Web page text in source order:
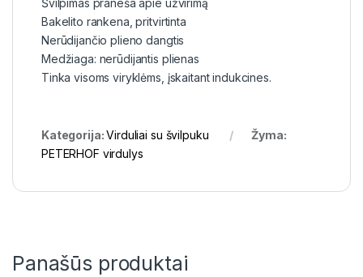
Švilpimas praneša apie užvirimą
Bakelito rankena, pritvirtinta
Nerūdijančio plieno dangtis
Medžiaga: nerūdijantis plienas
Tinka visoms viryklėms, įskaitant indukcines.
Kategorija:Virduliai su švilpuku
Žyma:
PETERHOF virdulys
Panašūs produktai